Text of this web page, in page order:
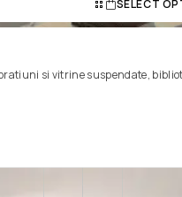
SELECT
si vitrine suspendate,